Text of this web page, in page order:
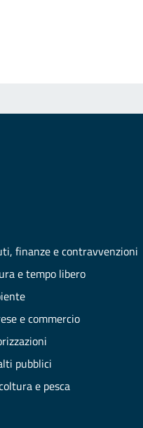
finanze e contravvenzioni
e tempo libero
e commercio
pubblici
e pesca